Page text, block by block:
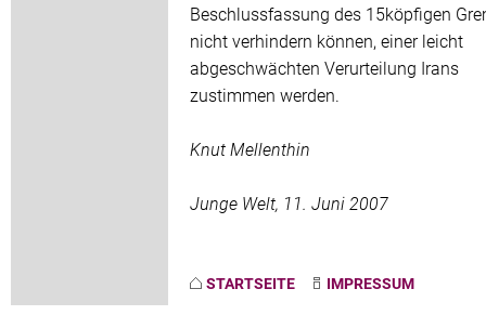
Beschlussfassung des 15köpfigen
nicht verhindern können, einer leicht
abgeschwächten Verurteilung Irans
zustimmen werden.
Knut Mellenthin
Junge Welt, 11. Juni 2007
STARTSEITE IMPRESSUM